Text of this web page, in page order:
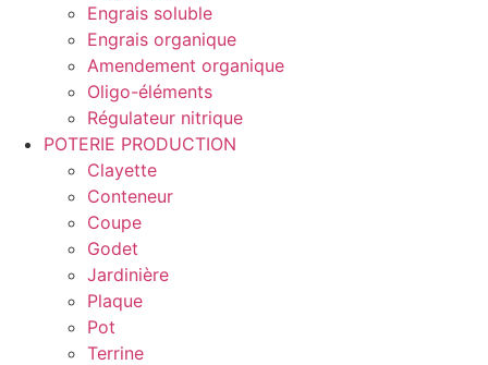
Engrais soluble
Engrais organique
Amendement organique
Oligo-éléments
Régulateur nitrique
POTERIE PRODUCTION
Clayette
Conteneur
Coupe
Godet
Jardinière
Plaque
Pot
Terrine